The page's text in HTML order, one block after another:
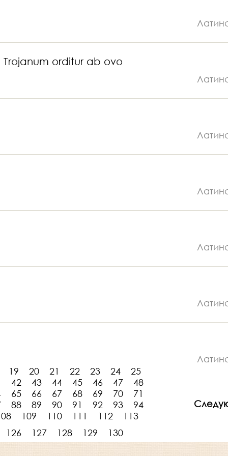
orditur ab ovo
19 20 21 22 23 24
25
42 43 44 45 46 47
48
65 66 67 68 69 70
71
88 89 90 91 92 93
94
109 110 111 112
113
126 127 128 129 130